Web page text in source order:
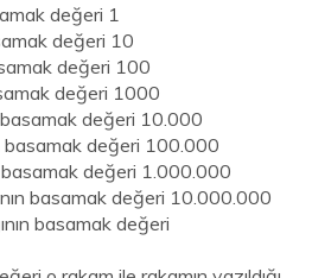
değeri 1
değeri 10
değeri 100
değeri 1000
basamak değeri 10.000
basamak değeri 100.000
basamak değeri 1.000.000
basamak değeri 10.000.000
basamak değeri